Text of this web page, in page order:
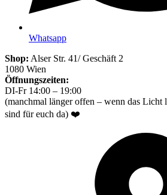
Whatsapp
Shop: Alser Str. 41/ Geschäft 2
1080 Wien
Öffnungszeiten:
DI-Fr 14:00 – 19:00
(manchmal länger offen – wenn das Licht
sind für euch da) ❤️